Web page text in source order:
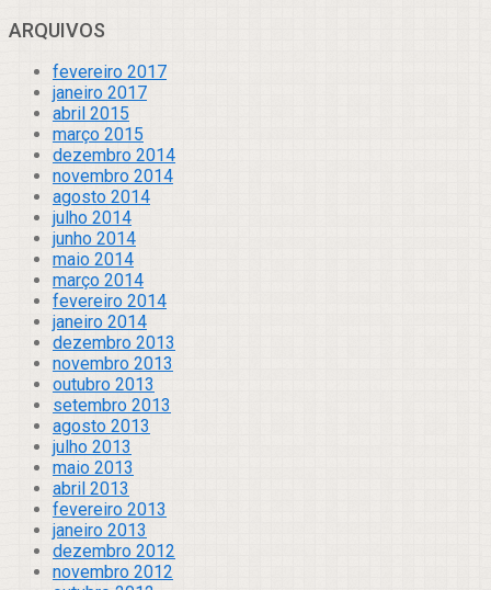
ARQUIVOS
fevereiro 2017
janeiro 2017
abril 2015
março 2015
dezembro 2014
novembro 2014
agosto 2014
julho 2014
junho 2014
maio 2014
março 2014
fevereiro 2014
janeiro 2014
dezembro 2013
novembro 2013
outubro 2013
setembro 2013
agosto 2013
julho 2013
maio 2013
abril 2013
fevereiro 2013
janeiro 2013
dezembro 2012
novembro 2012